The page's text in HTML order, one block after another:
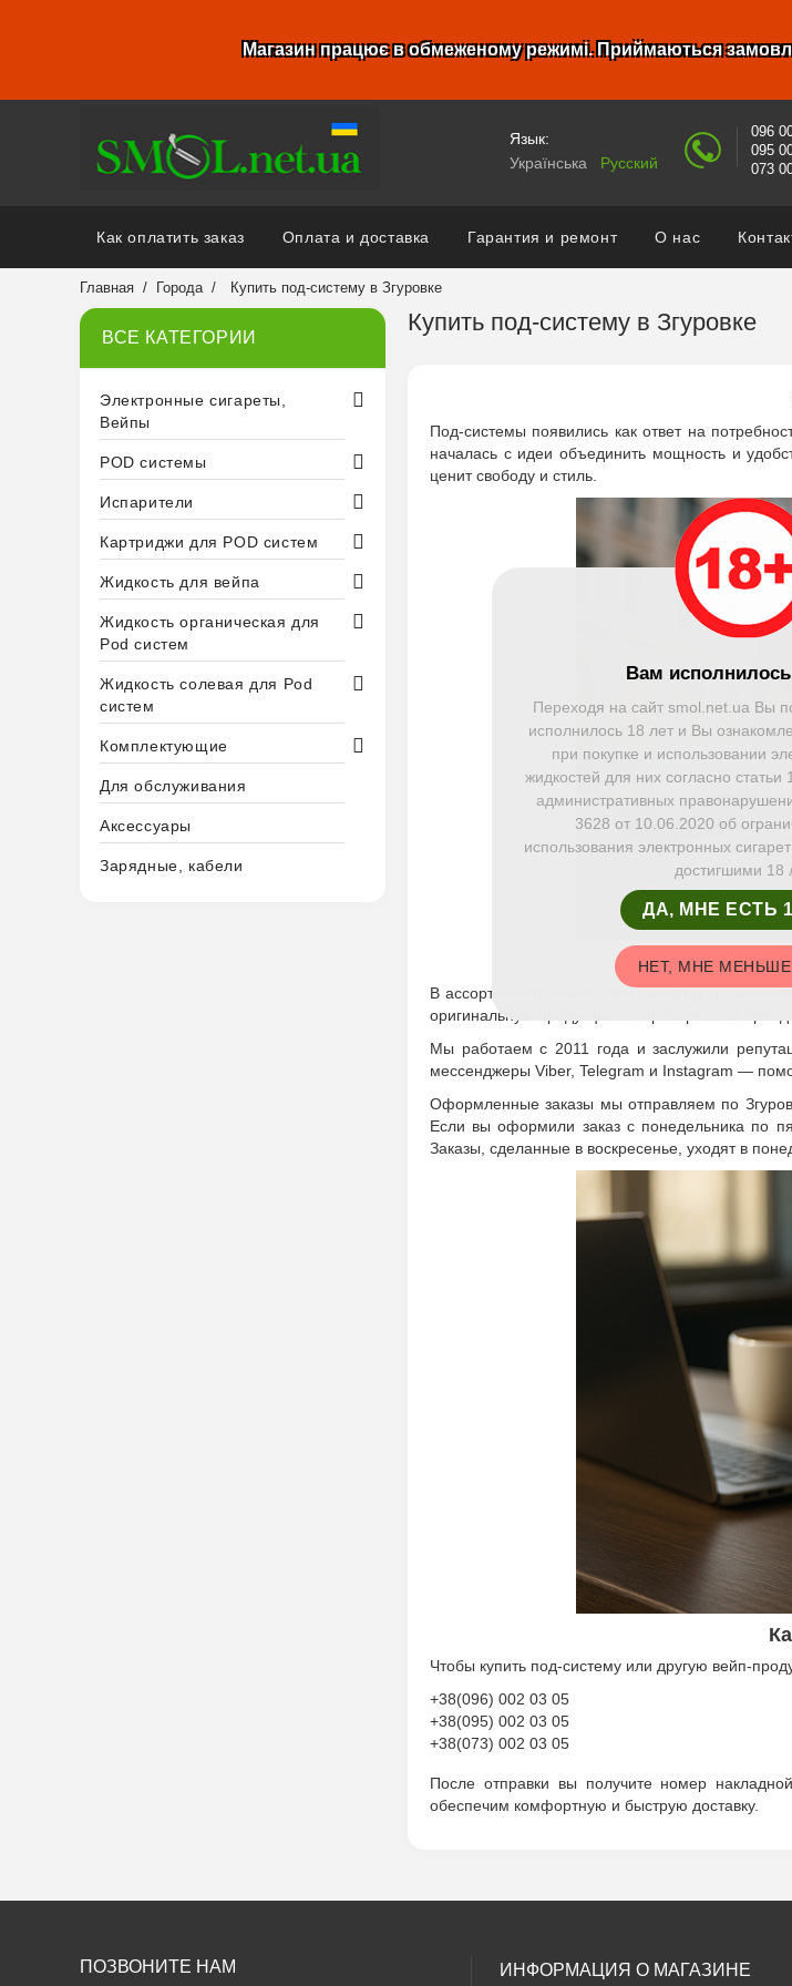
Магазин працює в обмеженому режимі. Приймаються
Язык:
Українська
Русский
096
095
073
Как оплатить заказ Оплата и доставка Гарантия и ремонт О нас
Главная Города Купить под-систему в Згуровке
ВСЕ КАТЕГОРИИ
Электронные сигареты,
Вейпы
POD системы
Испарители
Картриджи для POD систем
Жидкость для вейпа
Жидкость органическая для
Pod систем
Жидкость солевая для Pod
систем
Комплектующие
Для обслуживания
Аксессуары
Зарядные, кабели
Купить под-систему в Згуровке
Под-системы появились как ответ на
началась с идеи объединить мощность и
ценит свободу и стиль.
В ассортименте нашего магазина
оригинальную продукцию от проверенных
Мы работаем с 2011 года и заслужили
мессенджеры Viber, Telegram и Instagram —
Оформленные заказы мы отправляем по
Если вы оформили заказ с понедельника по
Заказы, сделанные в воскресенье, уходят в
Чтобы купить под-систему или другую вейп-
+38(096) 002 03 05
+38(095) 002 03 05
+38(073) 002 03 05
После отправки вы получите номер
обеспечим комфортную и быструю доставку.
ПОЗВОНИТЕ НАМ ИНФОРМАЦИЯ О МАГАЗИНЕ
Вам исполнилось
Переходя на сайт smol.net.ua Вы
исполнилось 18 лет и Вы
при покупке и использовании
жидкостей для них согласно
административных
3628 от 10.06.2020 об
использования электронных
достигшими 18
ДА, МНЕ ЕСТЬ
НЕТ, МНЕ МЕНЬШЕ